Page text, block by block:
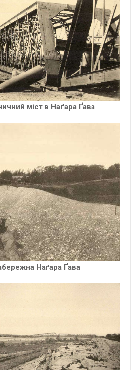
міст в Наґара Ґава
Наґара Ґава